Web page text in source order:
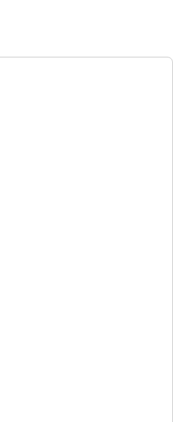
힘을 극대화하기 위해 하나의 계
었습니다.